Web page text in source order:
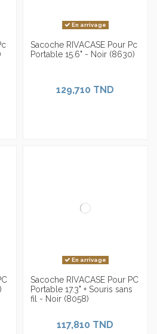
En arrivage
Portable 15.6" - Noir (8630)
En arrivage
Portable 17.3" + Souris sans